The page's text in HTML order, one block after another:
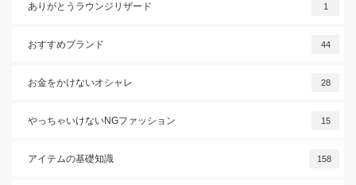
ありがとうラウンジリザード 1
おすすめブランド 44
お金をかけないオシャレ 28
やっちゃいけないNGファッション 15
アイテムの基礎知識 158